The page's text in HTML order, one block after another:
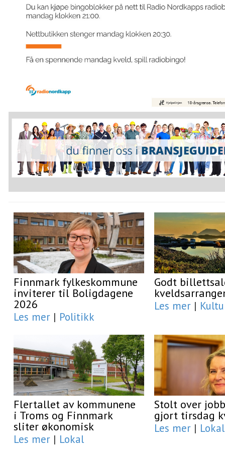
Finnmark fylkeskommune
inviterer til Boligdagene
2026
Les mer | Politikk
Godt
Les mer |
Flertallet av kommunene
i Troms og Finnmark
sliter økonomisk
Les mer | Lokal
Stolt over
gjort tirsdag
Les mer | Lokal